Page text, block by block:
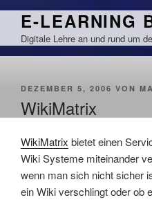
Zum
springen
E-LEARNING
Digitale Lehre an und rund um
VERÖFFENTLICHT
DEZEMBER 5, 2006 VON
WikiMatrix
WikiMatrix bietet einen
Wiki Systeme miteinander
wenn man sich nicht sicher
ein Wiki verschlingt oder ob